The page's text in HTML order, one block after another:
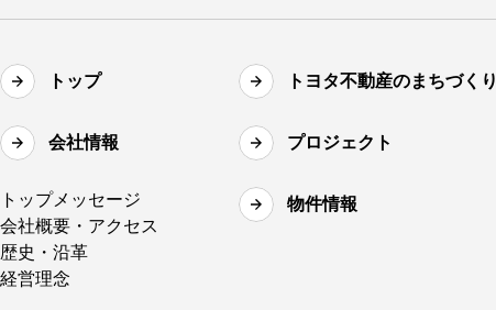
トップ
会社情報
トップメッセージ
会社概要・アクセス
歴史・沿革
経営理念
トヨタ不動産のまちづくり
プロジェクト
物件情報